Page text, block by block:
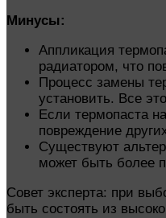
Минусы:
Аппликация
радиатором, что
Процесс замены
установить. Все
Если термопаста
повреждение
Существуют
может быть более
Совет эксперта: при
быть состоять из